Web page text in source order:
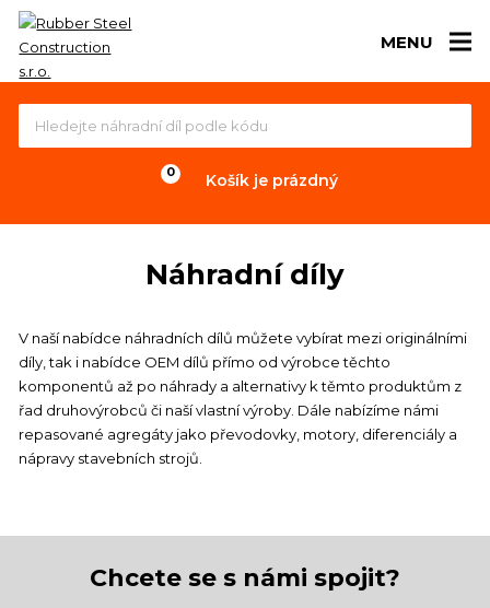
MENU
Košík je prázdný
Náhradní díly
V naší nabídce náhradních dílů můžete vybírat mezi originálními
díly, tak i nabídce OEM dílů přímo od výrobce těchto
komponentů až po náhrady a alternativy k těmto produktům z
řad druhovýrobců či naší vlastní výroby. Dále nabízíme námi
repasované agregáty jako převodovky, motory, diferenciály a
nápravy stavebních strojů.
Chcete se s námi spojit?